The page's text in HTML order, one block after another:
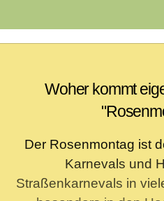
Woher kommt
Der Rosenmontag ist
Karnevals und
Straßenkarnevals in